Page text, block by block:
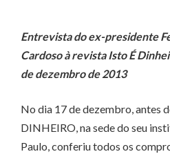
Entrevista do ex-presidente
Cardoso à revista Isto É
de dezembro de 2013
No dia 17 de dezembro, antes
DINHEIRO, na sede do seu
Paulo, conferiu todos os